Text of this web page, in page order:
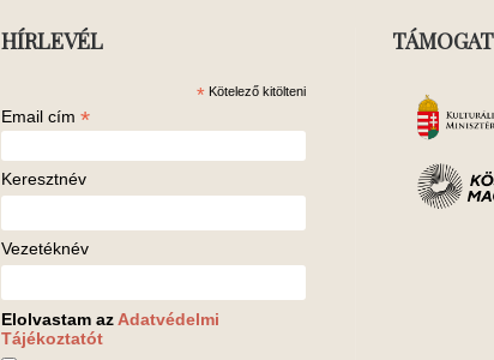
HÍRLEVÉL
* Kötelező kitölteni
Email cím *
Keresztnév
Vezetéknév
Elolvastam az Adatvédelmi
Tájékoztatót